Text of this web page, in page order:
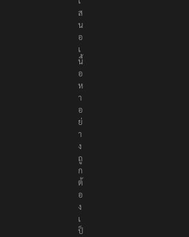
ส
น
อ
เ
นื้
อ
ห
า
อ
ย่
า
ง
ถู
ก
ต้
อ
ง
เ
ป็